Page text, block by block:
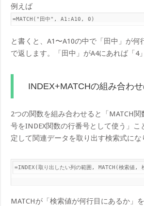
例えば
=MATCH("田中", A1:A10, 0)
と書くと、A1〜A10の中で「田中」が何
で返します。「田中」がA4にあれば「4
INDEX+MATCHの組み合わ
2つの関数を組み合わせると「MATCH関
号をINDEX関数の行番号として使う」こ
定して関連データを取り出す検索式にな
=INDEX(取り出したい列の範囲, MATCH(検索値,
MATCHが「検索値が何行目にあるか」